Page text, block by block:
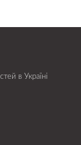
в Україні